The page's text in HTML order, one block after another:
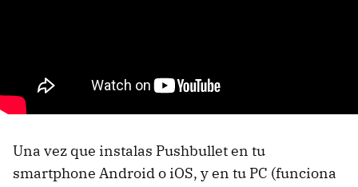
Una vez que instalas Pushbullet en tu
smartphone Android o iOS, y en tu PC (funciona